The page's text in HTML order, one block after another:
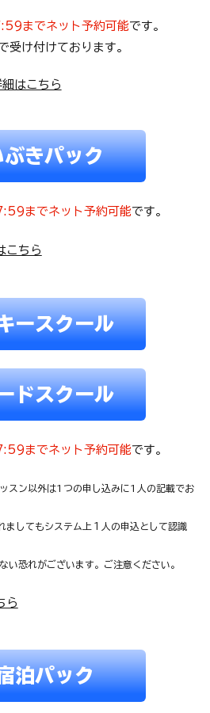
までネット予約可能です。
受け付けております。
はこちら
きパック
までネット予約可能です。
こちら
ースクール
ドスクール
までネット予約可能です。
スン以外は1つの申し込みに1人の記載でお
してもシステム上１人の申込として認識
恐れがございます。ご注意ください。
ら
泊パック